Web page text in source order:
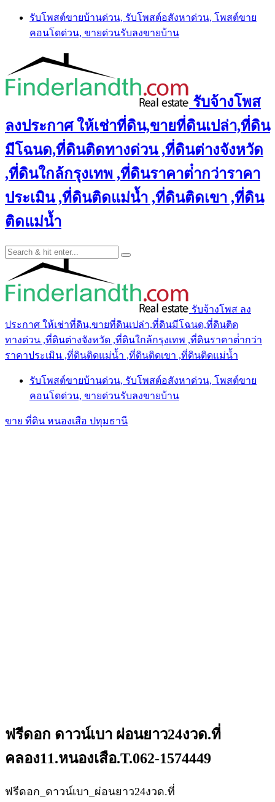
Skip
content
รับโพสต์ขายบ้านด่วน, รับโพสต์อสังหาด่วน, โพสต์ขาย
คอนโดด่วน, ขายด่วนรับลงขายบ้าน
รับจ้างโพส
ลงประกาศ ให้เช่าที่ดิน,ขายที่ดินเปล่า,ที่ดิน
มีโฉนด,ที่ดินติดทางด่วน ,ที่ดินต่างจังหวัด
,ที่ดินใกล้กรุงเทพ ,ที่ดินราคาต่ํากว่าราคา
ประเมิน ,ที่ดินติดแม่น้ำ ,ที่ดินติดเขา ,ที่ดิน
ติดแม่น้ำ
รับจ้างโพส ลง
ประกาศ ให้เช่าที่ดิน,ขายที่ดินเปล่า,ที่ดินมีโฉนด,ที่ดินติด
ทางด่วน ,ที่ดินต่างจังหวัด ,ที่ดินใกล้กรุงเทพ ,ที่ดินราคาต่ํากว่า
ราคาประเมิน ,ที่ดินติดแม่น้ำ ,ที่ดินติดเขา ,ที่ดินติดแม่น้ำ
รับโพสต์ขายบ้านด่วน, รับโพสต์อสังหาด่วน, โพสต์ขาย
คอนโดด่วน, ขายด่วนรับลงขายบ้าน
ขาย ที่ดิน หนองเสือ ปทุมธานี
ฟรีดอก ดาวน์เบา ผ่อนยาว24งวด.ที่
คลอง11.หนองเสือ.T.062-1574449
ฟรีดอก_ดาวน์เบา_ผ่อนยาว24งวด.ที่